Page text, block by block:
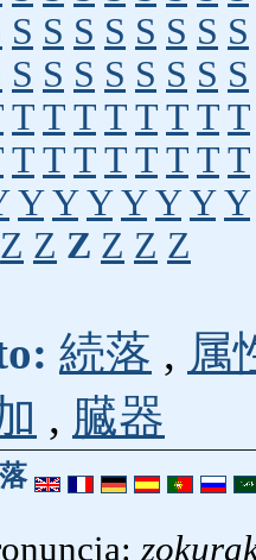
S S S S S S S S
S S S S S S S S
T T T T T T T T
T T T T T T T T
Y Y Y Y Y Y Y
Z Z Z Z Z Z
続落 , 属
, 臓器